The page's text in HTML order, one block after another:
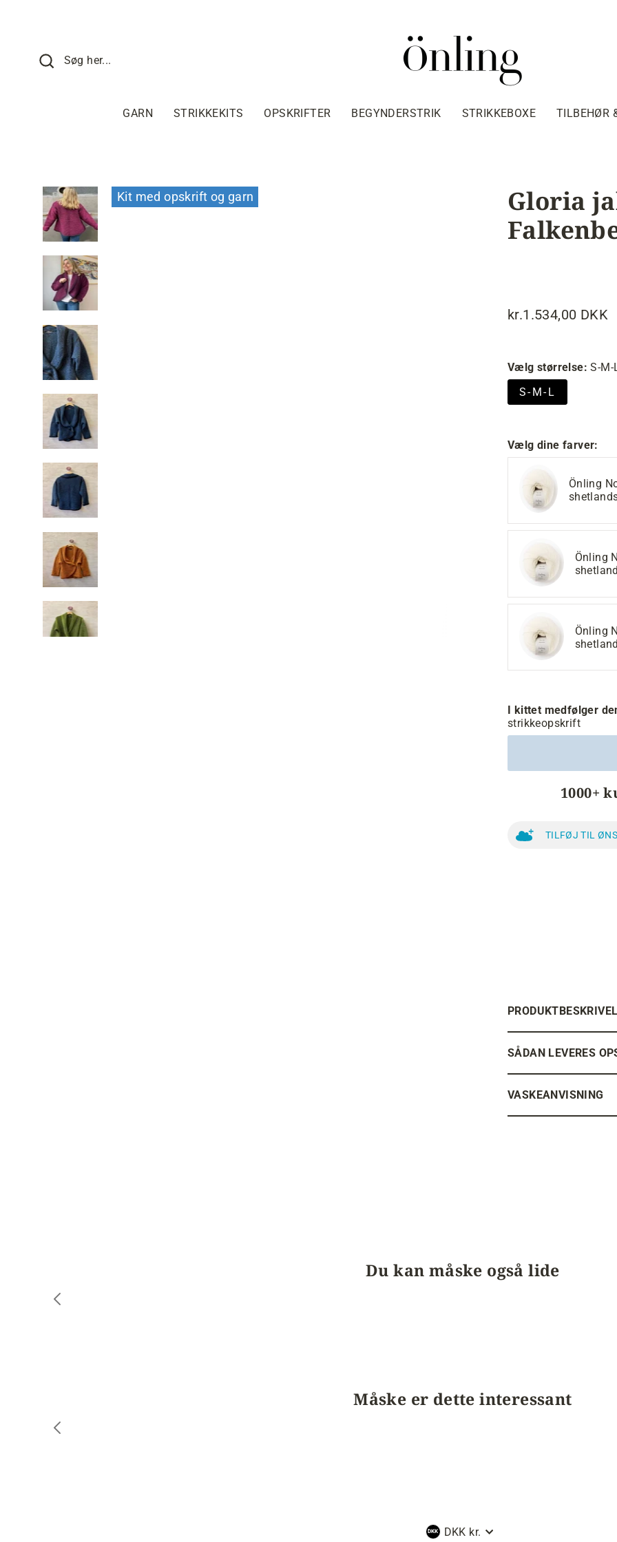
Søg her...
GARN STRIKKEKITS OPSKRIFTER BEGYNDERSTRIK STRIKKEBOXE TILBEHØR
Kit med opskrift og garn
Gloria
Normalpris
Tilbudspris
kr.1.534,00 DKK
Vælg størrelse:S-M-
S-M-L
Vælg dine farver:
Önling
Önling
Önling
I kittet medfølger
strikkeopskrift
1000+
TILFØJ TIL
SÅDAN LEVERES
VASKEANVISNING
Du kan måske også lide
Måske er dette interessant
Valuta
DKK kr.